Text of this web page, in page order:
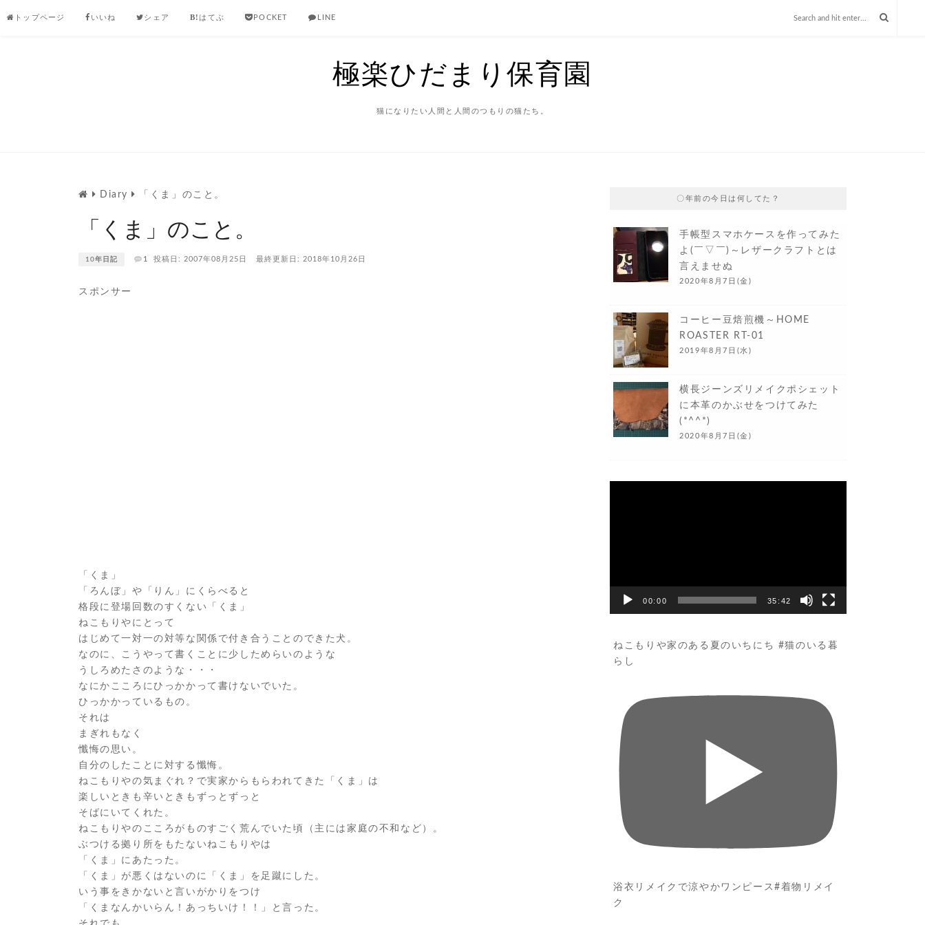
to
トップページ いいね シェア はてぶ POCKET LINE
極楽ひだまり保育園
猫になりたい人間と人間のつもりの猫たち。
Diary 「くま」のこと。
「くま」のこと。
10年日記 1 投稿日: 2007年08月25日 最終更新日: 2018年10月26日
スポンサー
「くま」
「ろんぼ」や「りん」にくらべると
格段に登場回数のすくない「くま」
ねこもりやにとって
はじめて一対一の対等な関係で付き合うことのできた犬。
なのに、こうやって書くことに少しためらいのような
うしろめたさのような・・・
なにかこころにひっかかって書けないでいた。
ひっかかっているもの。
それは
まぎれもなく
懺悔の思い。
自分のしたことに対する懺悔。
ねこもりやの気まぐれ？で実家からもらわれてきた「くま」は
楽しいときも辛いときもずっとずっと
そばにいてくれた。
ねこもりやのこころがものすごく荒んでいた頃（主には家庭の不和など）。
ぶつける拠り所をもたないねこもりやは
「くま」にあたった。
「くま」が悪くはないのに「くま」を足蹴にした。
いう事をきかないと言いがかりをつけ
「くまなんかいらん！あっちいけ！！」と言った。
〇年前の今日は何してた？
手帳型スマホケースを作ってみた
よ(￣▽￣)～レザークラフトとは
言えませぬ
2020年8月7日(金)
コーヒー豆焙煎機～HOME
ROASTER RT-01
2019年8月7日(水)
横長ジーンズリメイクポシェット
に本革のかぶせをつけてみた
(*^^*)
2020年8月7日(金)
00:00 35:42
ねこもりや家のある夏のいちにち #猫のいる暮
らし
浴衣リメイクで涼やかワンピース#着物リメイ
ク